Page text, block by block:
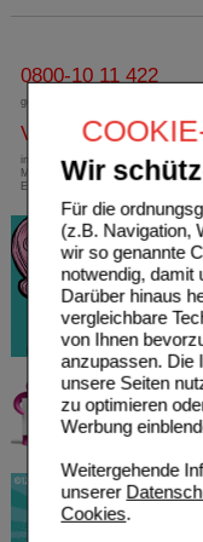
Wir
Für die
(z.B. Navigation,
wir so genannte
notwendig, damit
Darüber hinaus
vergleichbare
von Ihnen
anzupassen. Die
unsere Seiten
zu optimieren
Werbung
Weitergehende
unserer
Cookies.
0800-10 11 422
gebührenfreie Rufnummer
Versandkostenfrei
innerhalb Deutschlands bei einem
Mindestbestellwert von 13,99 Euro
Einsendung eines Kassenrezeptes